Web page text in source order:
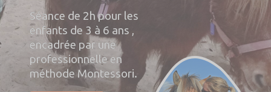
Séance de 2h pour les
enfants de 3 à 6 ans ,
encadrée par une
professionnelle en
méthode Montessori.